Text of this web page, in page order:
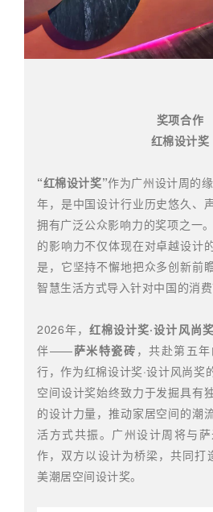
奖项合作
红棉设计奖
“红棉设计奖”作为广州设计周的
年，是中国设计行业历史悠久、
拥有广泛公众影响力的奖项之一
的影响力不仅体现在对卓越设计
是，它坚持不懈地把众多创新前
智慧生活方式导入针对中国的消费
2026年， 红棉设计奖·设计风尚奖
伴——萨米特瓷砖 ，共赴第五
行，作为红棉设计奖·设计风尚奖
空间设计奖始终致力于发掘具有
的设计力量，推动家居空间的潮
活方式共振。广州设计周将与
作，双方以设计为桥梁，共同打
美潮居空间设计奖。